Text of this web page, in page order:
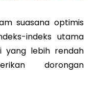
suasana optimis
indeks utama
yang lebih rendah
dorongan